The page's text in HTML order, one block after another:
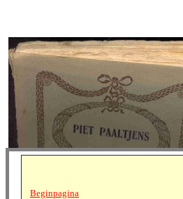
Beginpagina